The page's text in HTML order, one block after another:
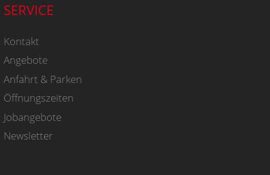
SERVICE
Kontakt
Angebote
Anfahrt & Parken
Öffnungszeiten
Jobangebote
Newsletter